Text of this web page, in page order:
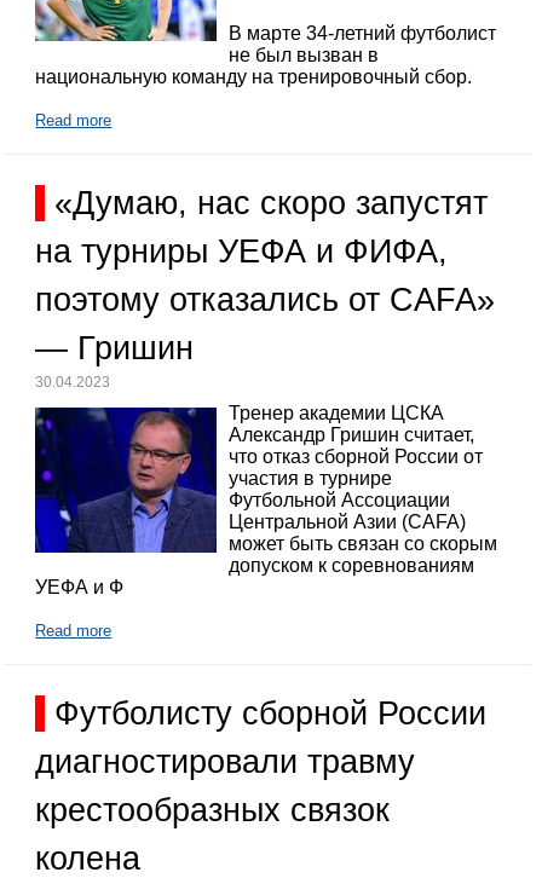
В марте 34-летний футболист
не был вызван в
национальную команду на тренировочный сбор.
Read more
«Думаю, нас скоро запустят
на турниры УЕФА и ФИФА,
поэтому отказались от CAFA»
— Гришин
30.04.2023
Тренер академии ЦСКА
Александр Гришин считает,
что отказ сборной России от
участия в турнире
Футбольной Ассоциации
Центральной Азии (CAFA)
может быть связан со скорым
допуском к соревнованиям
УЕФА и Ф
Read more
Футболисту сборной России
диагностировали травму
крестообразных связок
колена